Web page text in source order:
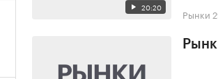
20:20 Рынки